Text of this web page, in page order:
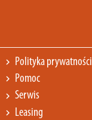
chevron_right Polityka prywatności
chevron_right Pomoc
chevron_right Serwis
chevron_right Leasing